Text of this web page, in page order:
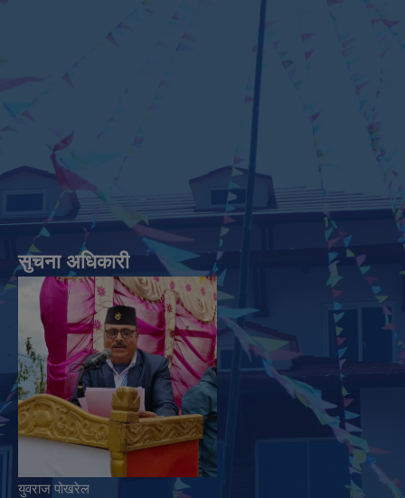
सुचना अधिकारी
युवराज पोखरेल